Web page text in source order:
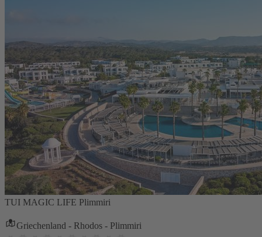
TUI MAGIC LIFE Plimmiri
Griechenland - Rhodos - Plimmiri